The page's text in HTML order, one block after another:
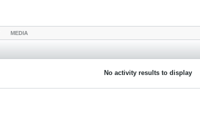
MEDIA
No activity results to display